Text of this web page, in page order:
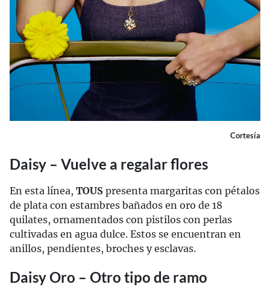
Cortesía
Daisy – Vuelve a regalar flores
En esta línea, TOUS presenta margaritas con pétalos
de plata con estambres bañados en oro de 18
quilates, ornamentados con pistilos con perlas
cultivadas en agua dulce. Estos se encuentran en
anillos, pendientes, broches y esclavas.
Daisy Oro – Otro tipo de ramo